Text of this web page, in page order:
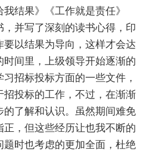
结果》《工作就是责任》
，并写了深刻的读书心得，印
以结果为导向，这样才会达
间里，上级领导开始逐渐的
招标投标方面的一些文件，
投标的工作，不过，在渐渐
的了解和认识。虽然期间难免
，但这些经历让也我不断的
题时也考虑的更加全面，杜绝